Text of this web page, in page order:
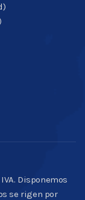
Disponemos
se rigen por